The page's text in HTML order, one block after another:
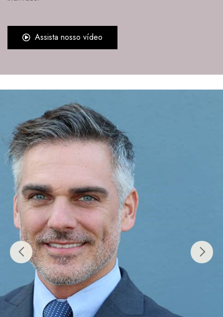
Assista nosso vídeo
Transplante Capilar